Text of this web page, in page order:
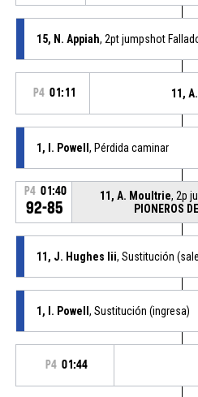
15, N. Appiah, 2pt jumpshot
P4 01:11 11,
1, I. Powell , Pérdida caminar
P4 01:40
92-85
11, A. Moultrie, 2p
PIONEROS
11, J. Hughes Iii, Sustitución
1, I. Powell , Sustitución (ingresa)
P4 01:44